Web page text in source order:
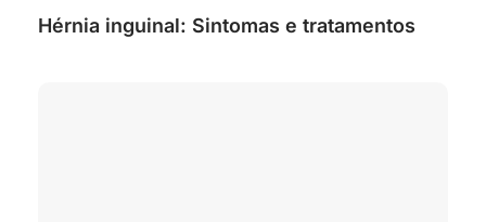
Hérnia inguinal: Sintomas e tratamentos